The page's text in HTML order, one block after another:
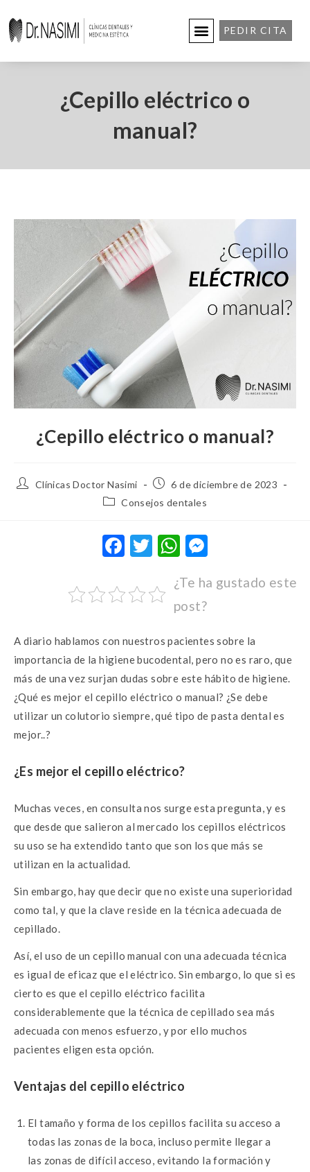
PEDIR CITA
¿Cepillo eléctrico o
manual?
¿Cepillo eléctrico o manual?
Clínicas Doctor Nasimi
6 de diciembre de 2023
Consejos dentales
F
e
o
o
k
T
it
r
W
at
s
A
p
p
se
g
er
¿Te ha gustado este
post?
A diario hablamos con nuestros pacientes sobre la
importancia de la higiene bucodental, pero no es raro, que
más de una vez surjan dudas sobre este hábito de higiene.
¿Qué es mejor el cepillo eléctrico o manual? ¿Se debe
utilizar un colutorio siempre, qué tipo de pasta dental es
mejor..?
¿Es mejor el cepillo eléctrico?
Muchas veces, en consulta nos surge esta pregunta, y es
que desde que salieron al mercado los cepillos eléctricos
su uso se ha extendido tanto que son los que más se
utilizan en la actualidad.
Sin embargo, hay que decir que no existe una superioridad
como tal, y que la clave reside en la técnica adecuada de
cepillado.
Así, el uso de un cepillo manual con una adecuada técnica
es igual de eficaz que el eléctrico. Sin embargo, lo que si es
cierto es que el cepillo eléctrico facilita
considerablemente que la técnica de cepillado sea más
adecuada con menos esfuerzo, y por ello muchos
pacientes eligen esta opción.
Ventajas del cepillo eléctrico
El tamaño y forma de los cepillos facilita su acceso a
todas las zonas de la boca, incluso permite llegar a
las zonas de difícil acceso, evitando la formación y